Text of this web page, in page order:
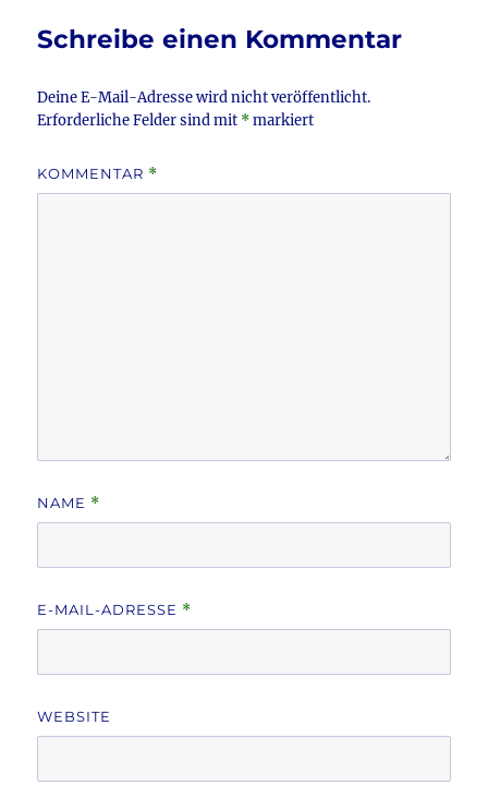
Schreibe einen Kommentar
Deine E-Mail-Adresse wird nicht veröffentlicht.
Erforderliche Felder sind mit *markiert
KOMMENTAR *
NAME *
E-MAIL-ADRESSE *
WEBSITE